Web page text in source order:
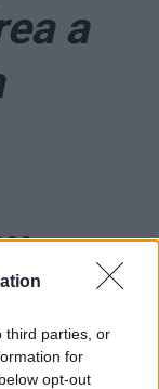
third parties, or
for
opt-out
a